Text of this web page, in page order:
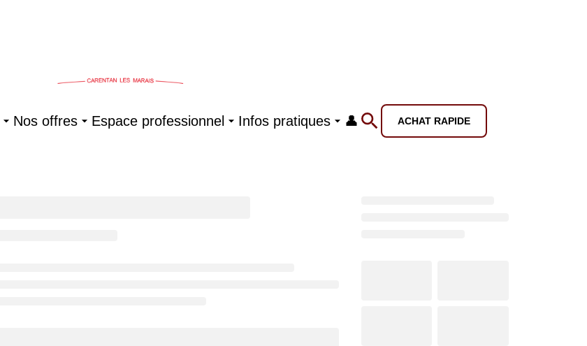
Nos offres Espace professionnel Infos pratiques 👤 ACHAT RAPIDE